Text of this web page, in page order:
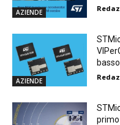
AZIENDE
AZIENDE